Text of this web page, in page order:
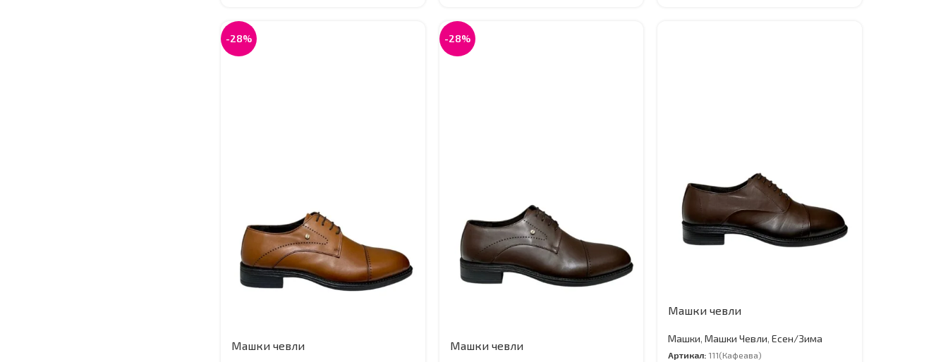
-28%
Машки чевли
-28%
Машки чевли
Машки чевли
Машки, Машки Чевли, Есен/Зима
Артикал: 111(Кафеава)